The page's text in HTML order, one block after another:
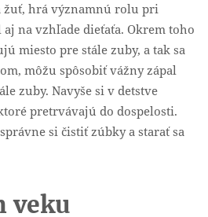
žuť, hrá významnú rolu pri
na vzhľade dieťaťa. Okrem toho
miesto pre stále zuby, a tak sa
môžu spôsobiť vážny zápal
zuby. Navyše si v detstve
pretrvávajú do dospelosti.
si čistiť zúbky a starať sa
veku